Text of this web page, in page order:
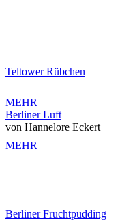
Teltower Rübchen
MEHR
Berliner Luft
von Hannelore Eckert
MEHR
Berliner Fruchtpudding